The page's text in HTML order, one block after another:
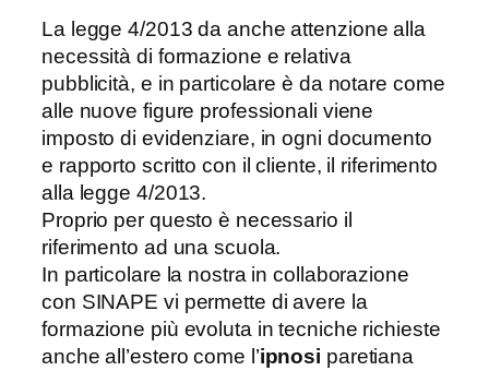
La legge 4/2013 da anche attenzione alla
necessità di formazione e relativa
pubblicità, e in particolare è da notare come
alle nuove figure professionali viene
imposto di evidenziare, in ogni documento
e rapporto scritto con il cliente, il riferimento
alla legge 4/2013.
Proprio per questo è necessario il
riferimento ad una scuola.
In particolare la nostra in collaborazione
con SINAPE vi permette di avere la
formazione più evoluta in tecniche richieste
anche all’estero come l’ipnosi paretiana